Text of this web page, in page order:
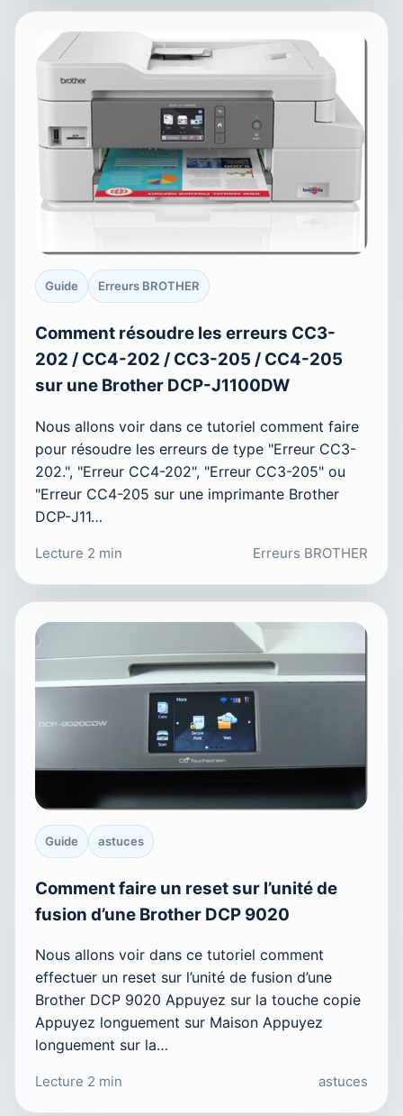
Guide Erreurs BROTHER
Comment résoudre les erreurs CC3-
202 / CC4-202 / CC3-205 / CC4-205
sur une Brother DCP-J1100DW
Nous allons voir dans ce tutoriel comment faire
pour résoudre les erreurs de type "Erreur CC3-
202.", "Erreur CC4-202", "Erreur CC3-205" ou
"Erreur CC4-205 sur une imprimante Brother
DCP-J11…
Lecture 2 min Erreurs BROTHER
Guide astuces
Comment faire un reset sur l’unité de
fusion d’une Brother DCP 9020
Nous allons voir dans ce tutoriel comment
effectuer un reset sur l’unité de fusion d’une
Brother DCP 9020 Appuyez sur la touche copie
Appuyez longuement sur Maison Appuyez
longuement sur la…
Lecture 2 min astuces